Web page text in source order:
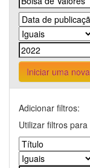
Iniciar uma
Adicionar filtros:
Utilizar filtros